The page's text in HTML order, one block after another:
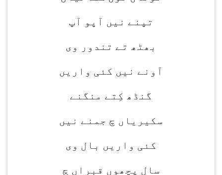
تپنے نیں آپو آپ
بھٹھ تے تندور وی
آونے نیں کئی واریں
گنڈھ کِتے منگنے
سکیریاں چ جمنے نیں
کئی واریں بال وی
سال پِچھوں قبراں چ